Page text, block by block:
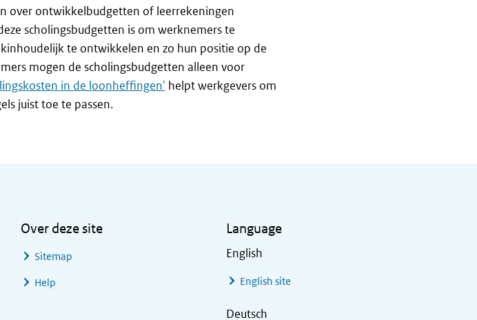
over ontwikkelbudgetten of leerrekeningen
scholingsbudgetten is om werknemers te
te ontwikkelen en zo hun positie op de
mogen de scholingsbudgetten alleen voor
in de loonheffingen' helpt werkgevers om
juist toe te passen.
Over deze site
Sitemap
Help
Language
English
English site
Deutsch